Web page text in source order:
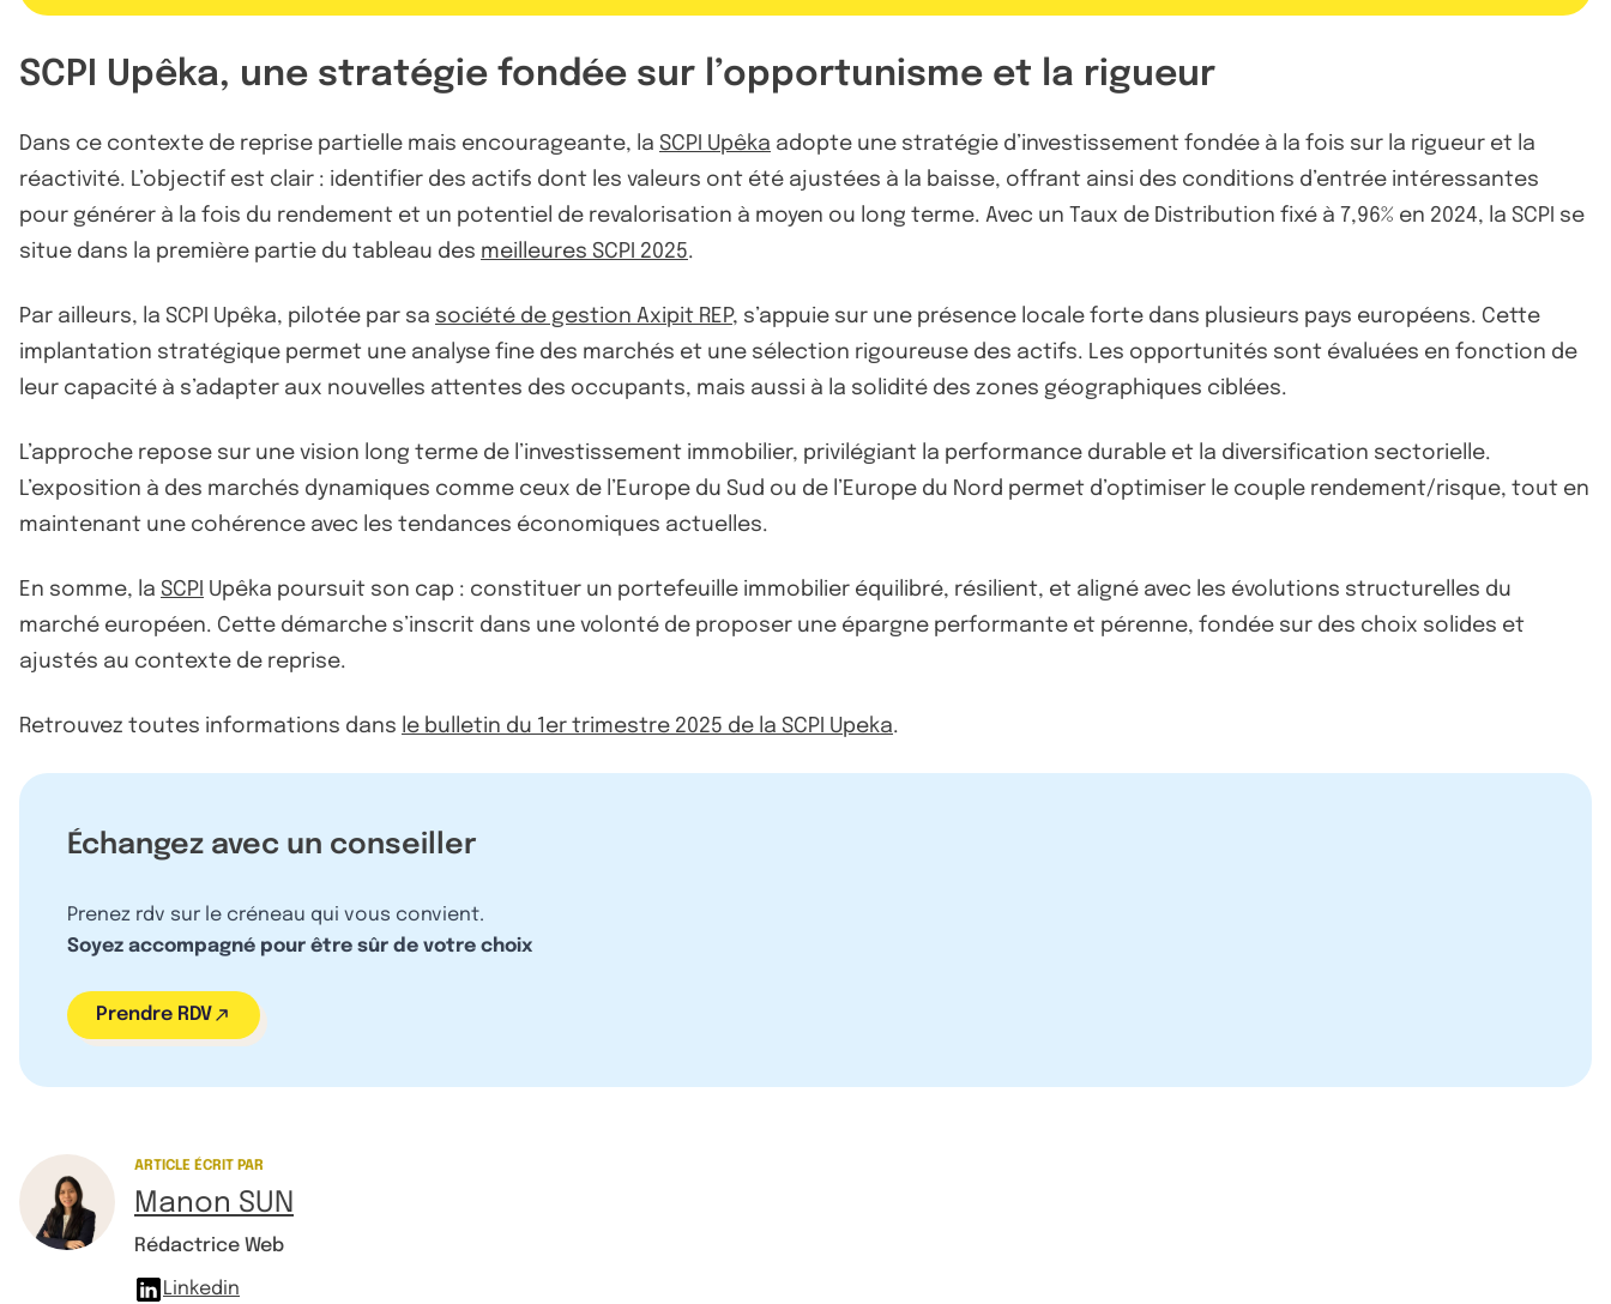
SCPI Upêka, une stratégie fondée sur l’opportunisme et la rigueur
Dans ce contexte de reprise partielle mais encourageante, la SCPI Upêka adopte une stratégie d’investissement fondée à la fois sur la rigueur et la
réactivité. L’objectif est clair : identifier des actifs dont les valeurs ont été ajustées à la baisse, offrant ainsi des conditions d’entrée intéressantes
pour générer à la fois du rendement et un potentiel de revalorisation à moyen ou long terme. Avec un Taux de Distribution fixé à 7,96% en 2024, la SCPI se
situe dans la première partie du tableau des meilleures SCPI 2025.
Par ailleurs, la SCPI Upêka, pilotée par sa société de gestion Axipit REP, s’appuie sur une présence locale forte dans plusieurs pays européens. Cette
implantation stratégique permet une analyse fine des marchés et une sélection rigoureuse des actifs. Les opportunités sont évaluées en fonction de
leur capacité à s’adapter aux nouvelles attentes des occupants, mais aussi à la solidité des zones géographiques ciblées.
L’approche repose sur une vision long terme de l’investissement immobilier, privilégiant la performance durable et la diversification sectorielle.
L’exposition à des marchés dynamiques comme ceux de l’Europe du Sud ou de l’Europe du Nord permet d’optimiser le couple rendement/risque, tout en
maintenant une cohérence avec les tendances économiques actuelles.
En somme, la SCPI Upêka poursuit son cap : constituer un portefeuille immobilier équilibré, résilient, et aligné avec les évolutions structurelles du
marché européen. Cette démarche s’inscrit dans une volonté de proposer une épargne performante et pérenne, fondée sur des choix solides et
ajustés au contexte de reprise.
Retrouvez toutes informations dans le bulletin du 1er trimestre 2025 de la SCPI Upeka.
Échangez avec un conseiller
Prenez rdv sur le créneau qui vous convient.
Soyez accompagné pour être sûr de votre choix
Prendre RDV
ARTICLE ÉCRIT PAR
Manon SUN
Rédactrice Web
Linkedin